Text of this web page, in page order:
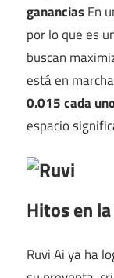
gananciasEn
por lo que es
buscan
está en
0.015 cada
espacio
Hitos en
Ruvi Ai ya ha